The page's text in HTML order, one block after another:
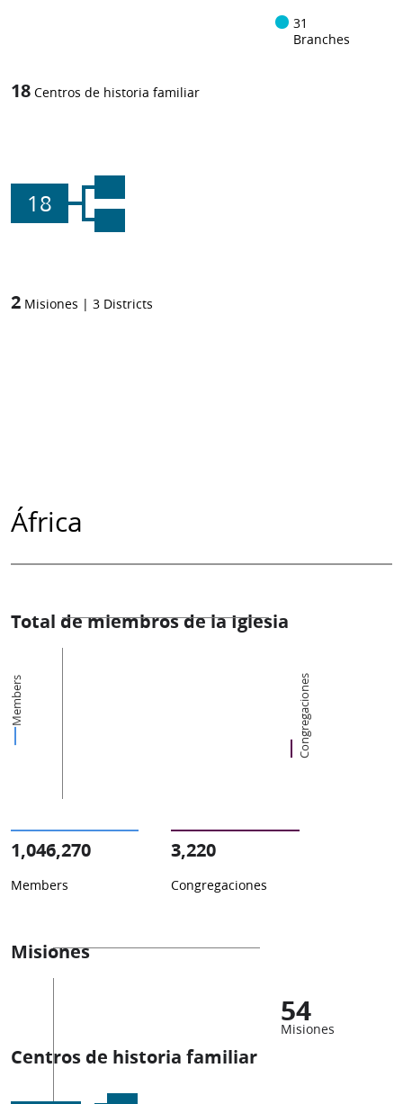
31
Branches
18 Centros de historia familiar
18
2 Misiones | 3 Districts
África
Total de miembros de la Iglesia
Members Congregaciones
1,046,270
Members
3,220
Congregaciones
Misiones
54
Misiones
Centros de historia familiar